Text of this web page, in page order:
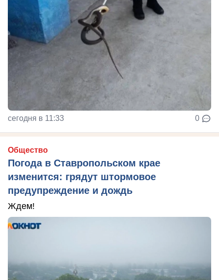
сегодня в 11:33 0
Общество
Погода в Ставропольском крае
изменится: грядут штормовое
предупреждение и дождь
Ждем!